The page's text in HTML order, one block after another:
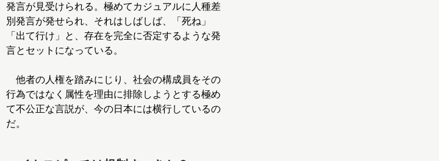
発言が見受けられる。極めてカジュアルに人種差
別発言が発せられ、それはしばしば、「死ね」
「出て行け」と、存在を完全に否定するような発
言とセットになっている。
他者の人権を踏みにじり、社会の構成員をその
行為ではなく属性を理由に排除しようとする極め
て不公正な言説が、今の日本には横行しているの
だ。